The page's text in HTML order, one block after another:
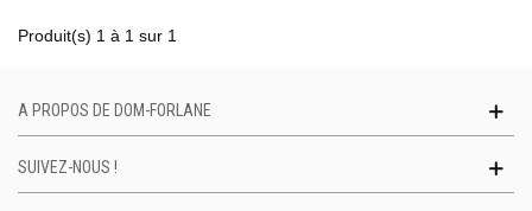
Produit(s) 1 à 1 sur 1
A PROPOS DE DOM-FORLANE
SUIVEZ-NOUS !